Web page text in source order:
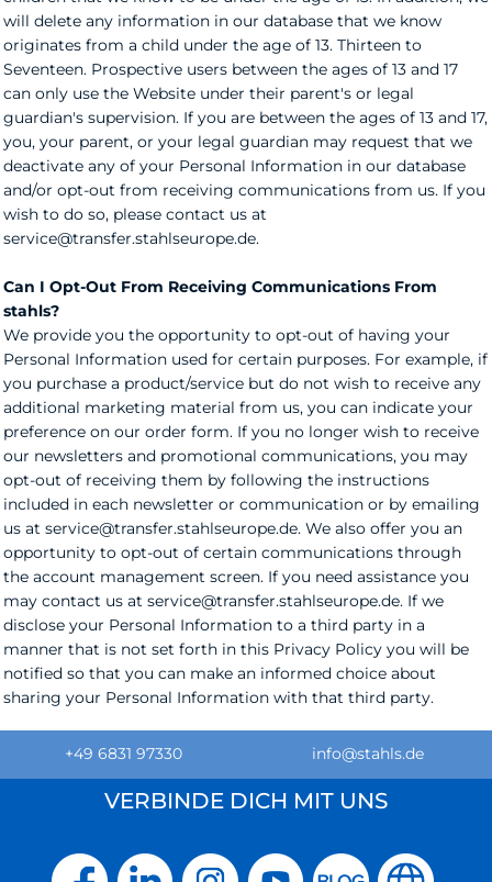
will delete any information in our database that we know
originates from a child under the age of 13. Thirteen to
Seventeen. Prospective users between the ages of 13 and 17
can only use the Website under their parent's or legal
guardian's supervision. If you are between the ages of 13 and 17,
you, your parent, or your legal guardian may request that we
deactivate any of your Personal Information in our database
and/or opt-out from receiving communications from us. If you
wish to do so, please contact us at
service@transfer.stahlseurope.de.
Can I Opt-Out From Receiving Communications From
stahls?
We provide you the opportunity to opt-out of having your
Personal Information used for certain purposes. For example, if
you purchase a product/service but do not wish to receive any
additional marketing material from us, you can indicate your
preference on our order form. If you no longer wish to receive
our newsletters and promotional communications, you may
opt-out of receiving them by following the instructions
included in each newsletter or communication or by emailing
us at service@transfer.stahlseurope.de. We also offer you an
opportunity to opt-out of certain communications through
the account management screen. If you need assistance you
may contact us at service@transfer.stahlseurope.de. If we
disclose your Personal Information to a third party in a
manner that is not set forth in this Privacy Policy you will be
notified so that you can make an informed choice about
sharing your Personal Information with that third party.
+49 6831 97330 info@stahls.de
VERBINDE DICH MIT UNS